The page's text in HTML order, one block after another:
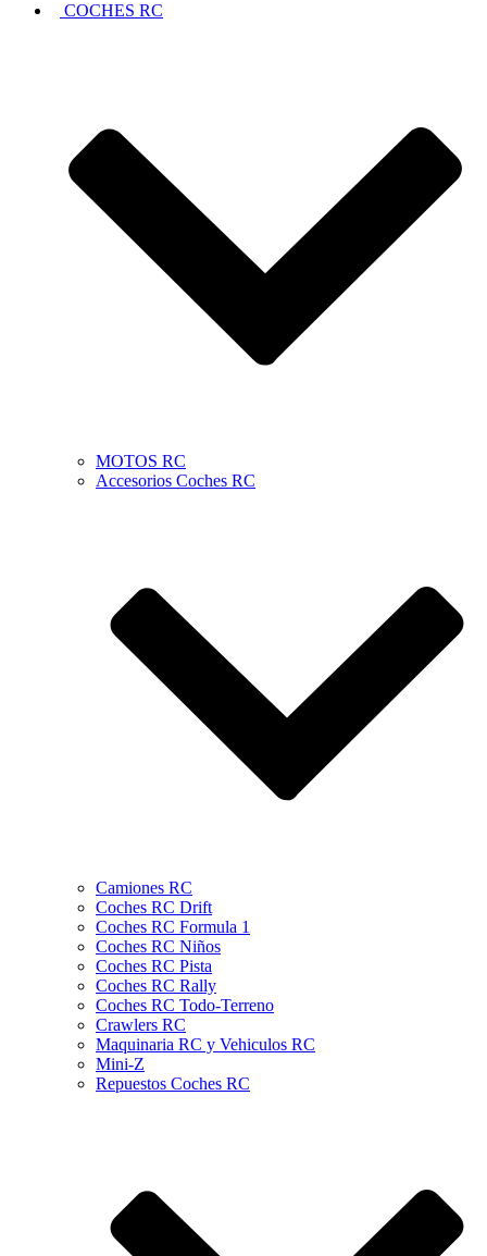
COCHES RC
MOTOS RC
Accesorios Coches RC
Camiones RC
Coches RC Drift
Coches RC Formula 1
Coches RC Niños
Coches RC Pista
Coches RC Rally
Coches RC Todo-Terreno
Crawlers RC
Maquinaria RC y Vehiculos RC
Mini-Z
Repuestos Coches RC